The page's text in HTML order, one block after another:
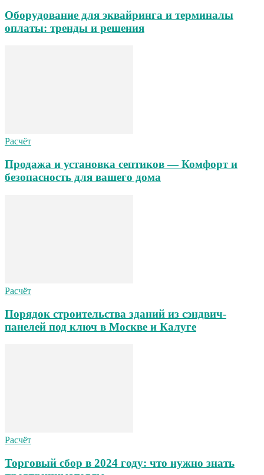
Оборудование для эквайринга и терминалы
оплаты: тренды и решения
Расчёт
Продажа и установка септиков — Комфорт и
безопасность для вашего дома
Расчёт
Порядок строительства зданий из сэндвич-
панелей под ключ в Москве и Калуге
Расчёт
Торговый сбор в 2024 году: что нужно знать